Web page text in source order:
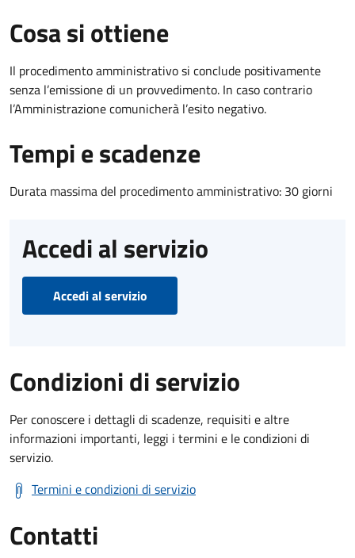
Cosa si ottiene
Il procedimento amministrativo si conclude positivamente
senza l’emissione di un provvedimento. In caso contrario
l’Amministrazione comunicherà l’esito negativo.
Tempi e scadenze
Durata massima del procedimento amministrativo: 30 giorni
Accedi al servizio
Accedi al servizio
Condizioni di servizio
Per conoscere i dettagli di scadenze, requisiti e altre
informazioni importanti, leggi i termini e le condizioni di
servizio.
Termini e condizioni di servizio
Contatti